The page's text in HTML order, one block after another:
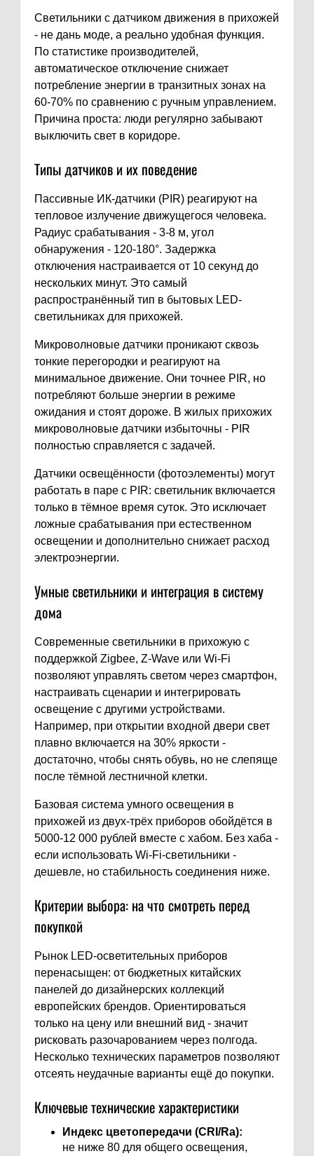
Светильники с датчиком движения в прихожей
- не дань моде, а реально удобная функция.
По статистике производителей,
автоматическое отключение снижает
потребление энергии в транзитных зонах на
60-70% по сравнению с ручным управлением.
Причина проста: люди регулярно забывают
выключить свет в коридоре.
Типы датчиков и их поведение
Пассивные ИК-датчики (PIR) реагируют на
тепловое излучение движущегося человека.
Радиус срабатывания - 3-8 м, угол
обнаружения - 120-180°. Задержка
отключения настраивается от 10 секунд до
нескольких минут. Это самый
распространённый тип в бытовых LED-
светильниках для прихожей.
Микроволновые датчики проникают сквозь
тонкие перегородки и реагируют на
минимальное движение. Они точнее PIR, но
потребляют больше энергии в режиме
ожидания и стоят дороже. В жилых прихожих
микроволновые датчики избыточны - PIR
полностью справляется с задачей.
Датчики освещённости (фотоэлементы) могут
работать в паре с PIR: светильник включается
только в тёмное время суток. Это исключает
ложные срабатывания при естественном
освещении и дополнительно снижает расход
электроэнергии.
Умные светильники и интеграция в систему
дома
Современные светильники в прихожую с
поддержкой Zigbee, Z-Wave или Wi-Fi
позволяют управлять светом через смартфон,
настраивать сценарии и интегрировать
освещение с другими устройствами.
Например, при открытии входной двери свет
плавно включается на 30% яркости -
достаточно, чтобы снять обувь, но не слепяще
после тёмной лестничной клетки.
Базовая система умного освещения в
прихожей из двух-трёх приборов обойдётся в
5000-12 000 рублей вместе с хабом. Без хаба -
если использовать Wi-Fi-светильники -
дешевле, но стабильность соединения ниже.
Критерии выбора: на что смотреть перед
покупкой
Рынок LED-осветительных приборов
перенасыщен: от бюджетных китайских
панелей до дизайнерских коллекций
европейских брендов. Ориентироваться
только на цену или внешний вид - значит
рисковать разочарованием через полгода.
Несколько технических параметров позволяют
отсеять неудачные варианты ещё до покупки.
Ключевые технические характеристики
Индекс цветопередачи (CRI/Ra):
не ниже 80 для общего освещения,